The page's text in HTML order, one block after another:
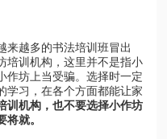
来越多的书法培训班冒出
培训机构，这里并不是指小
作坊上当受骗。选择时一定
学习，在各个方面都能让家
训机构，也不要选择小作坊
就。